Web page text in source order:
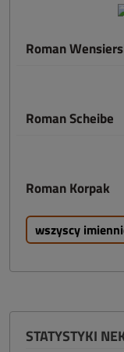
Roman
Roman Scheibe
Roman Korpak
wszyscy
STATYSTYKI